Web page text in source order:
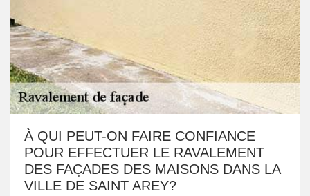
À QUI PEUT-ON FAIRE CONFIANCE
POUR EFFECTUER LE RAVALEMENT
DES FAÇADES DES MAISONS DANS LA
VILLE DE SAINT AREY?